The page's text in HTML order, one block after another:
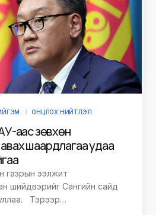
ОНЦЛОХ НИЙТЛЭЛ
аас зөвхөн
авах шаардлагаа удаа
газрын ээлжит
шийдвэрийг Сангийн сайд
Тэрээр…